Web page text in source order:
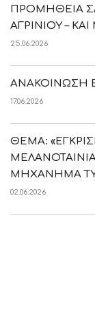
ΠΡΟΜΗΘΕΙΑ
ΑΓΡΙΝΙΟΥ –
25.06.2026
ΑΝΑΚΟΙΝΩΣΗ
17.06.2026
ΘΕΜΑ:
ΜΗΧΑΝΗΜΑ
02.06.2026